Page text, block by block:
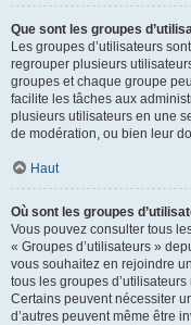
Que sont les groupes
Les groupes d’utilisateurs
regrouper plusieurs
groupes et chaque groupe
facilite les tâches aux
plusieurs utilisateurs en une
de modération, ou bien leur
Haut
Où sont les groupes
Vous pouvez consulter tous
« Groupes d’utilisateurs »
vous souhaitez en rejoindre
tous les groupes
Certains peuvent nécessiter
d’autres peuvent même être